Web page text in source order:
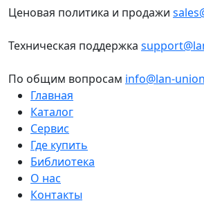
Ценовая политика и продажи
Техническая поддержка
По общим вопросам info@lan-
Главная
Каталог
Сервис
Где купить
Библиотека
О нас
Контакты